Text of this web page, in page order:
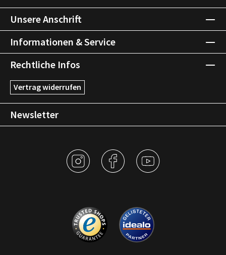
Unsere Anschrift
Informationen & Service
Rechtliche Infos
Vertrag widerrufen
Newsletter